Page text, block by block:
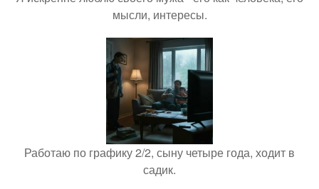
мысли, интересы.
Работаю по графику 2/2, сыну четыре года, ходит в
садик.